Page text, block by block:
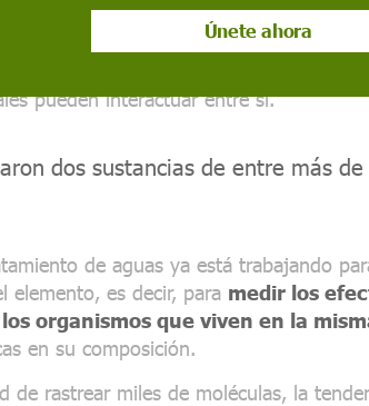
sería igualmente ineficaz, ya que no
ejemplo, el informe de Anses tenía en
que
pueden interactuar entre sí.
dos sustancias de entre más de
de aguas ya está trabajando
elemento, es decir, para medir los
organismos que viven en la
en su composición.
de rastrear miles de moléculas, la